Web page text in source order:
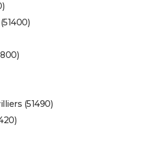
(51490)